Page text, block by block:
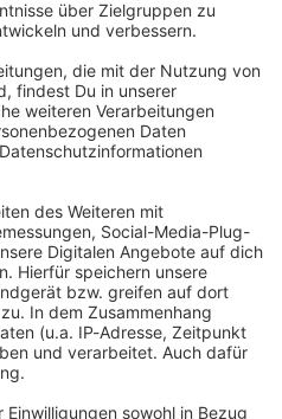
etwas sagen?
Hotline